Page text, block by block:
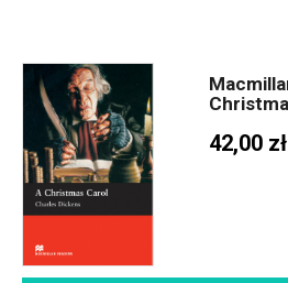
42,00 zł